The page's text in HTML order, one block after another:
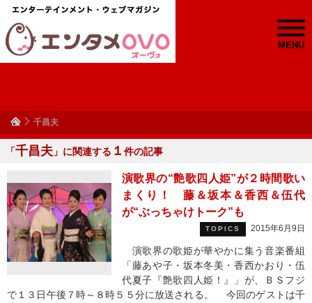
MENU
千昌夫
「千昌夫 」に関連する １ 件の記事
演歌界の“艶歌四人姫”が２時間歌い
まくり！ 藤＆坂本＆香西＆伍代
が“ぶっちゃけトーク”も
TOPICS 2015年6月9日
演歌界の歌姫が華やかに集う音楽番組
「藤あや子・坂本冬美・香西かおり・伍
代夏子『艶歌四人姫！』」が、ＢＳフジ
で１３日午後７時～８時５５分に放送される。 今回のゲストは千